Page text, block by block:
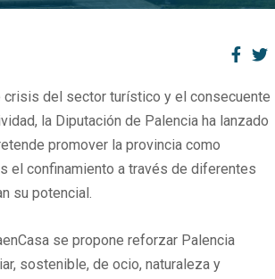
crisis del sector turístico y el consecuente
la Diputación de Palencia ha lanzado
promover la provincia como
el confinamiento a través de diferentes
su potencial.
se propone reforzar Palencia
sostenible, de ocio, naturaleza y